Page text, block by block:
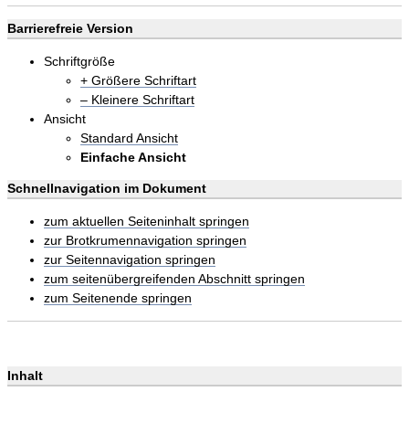
Barrierefreie Version
Schriftgröße
+ Größere Schriftart
– Kleinere Schriftart
Ansicht
Standard Ansicht
Einfache Ansicht
Schnellnavigation im Dokument
zum aktuellen Seiteninhalt springen
zur Brotkrumennavigation springen
zur Seitennavigation springen
zum seitenübergreifenden Abschnitt springen
zum Seitenende springen
Inhalt